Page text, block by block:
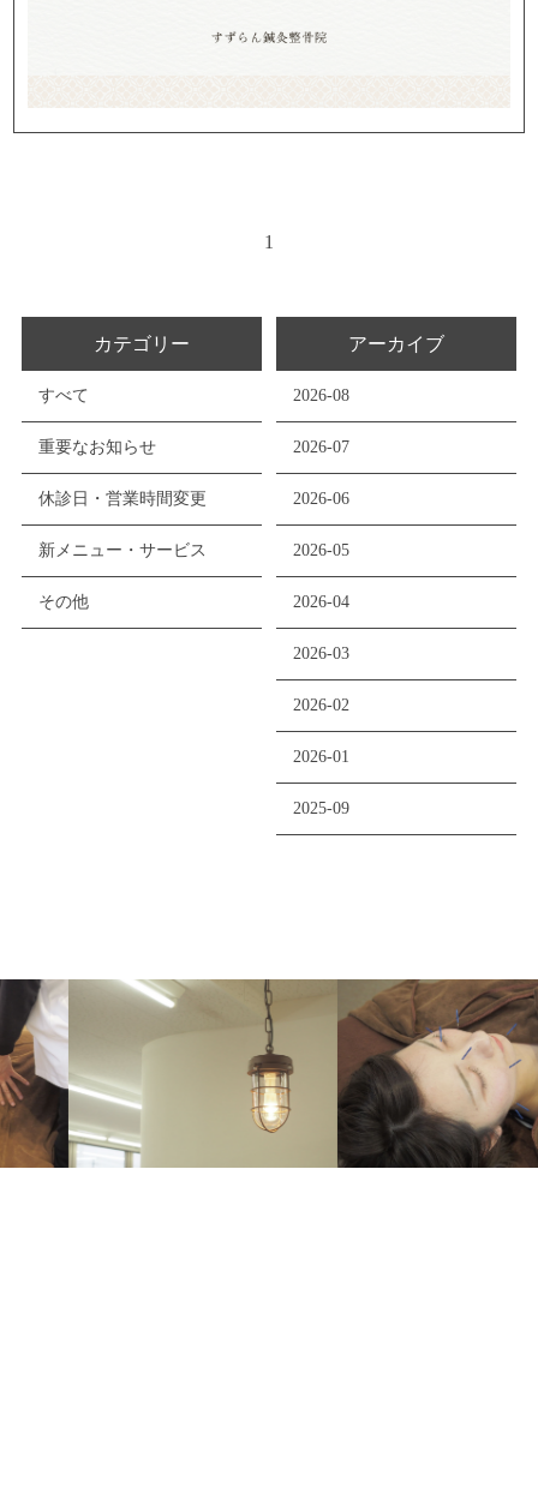
1
カテゴリー
すべて
重要なお知らせ
休診日・営業時間変更
新メニュー・サービス
その他
アーカイブ
2026-08
2026-07
2026-06
2026-05
2026-04
2026-03
2026-02
2026-01
2025-09